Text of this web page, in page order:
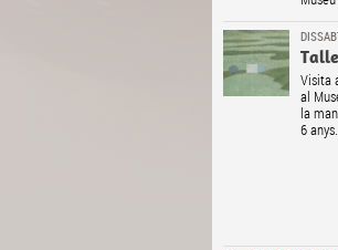
Visita
al
la
6 anys.